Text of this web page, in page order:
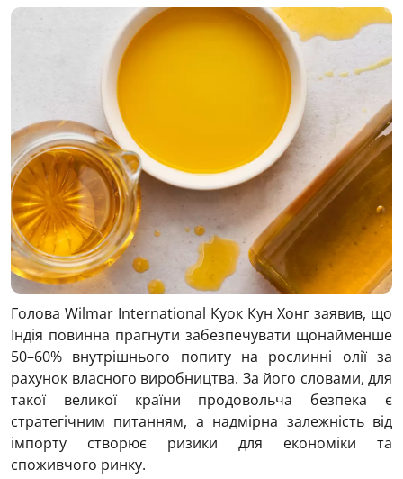
Голова Wilmar International Куок Кун Хонг заявив, що
Індія повинна прагнути забезпечувати щонайменше
50–60% внутрішнього попиту на рослинні олії за
рахунок власного виробництва. За його словами, для
такої великої країни продовольча безпека є
стратегічним питанням, а надмірна залежність від
імпорту створює ризики для економіки та
споживчого ринку.